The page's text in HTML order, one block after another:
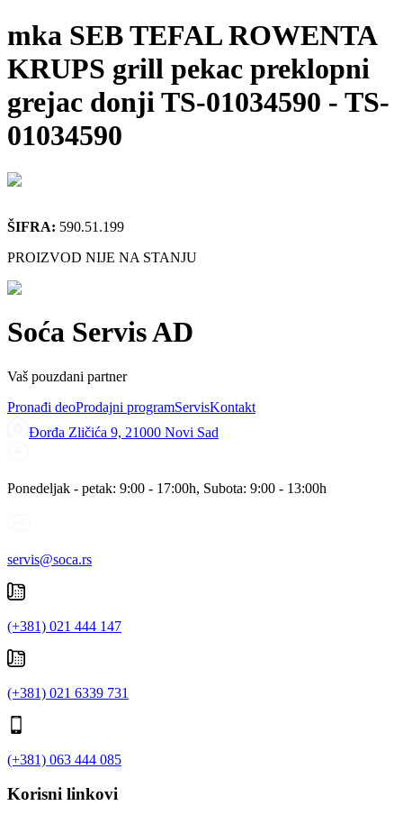
mka SEB TEFAL ROWENTA
KRUPS grill pekac preklopni
grejac donji TS-01034590 - TS-
01034590
ŠIFRA: 590.51.199
PROIZVOD NIJE NA STANJU
Soća Servis AD
Vaš pouzdani partner
Pronađi deoProdajni programServisKontakt
Đorđa Zličića 9, 21000 Novi Sad
Ponedeljak - petak: 9:00 - 17:00h, Subota: 9:00 - 13:00h
servis@soca.rs
(+381) 021 444 147
(+381) 021 6339 731
(+381) 063 444 085
Korisni linkovi